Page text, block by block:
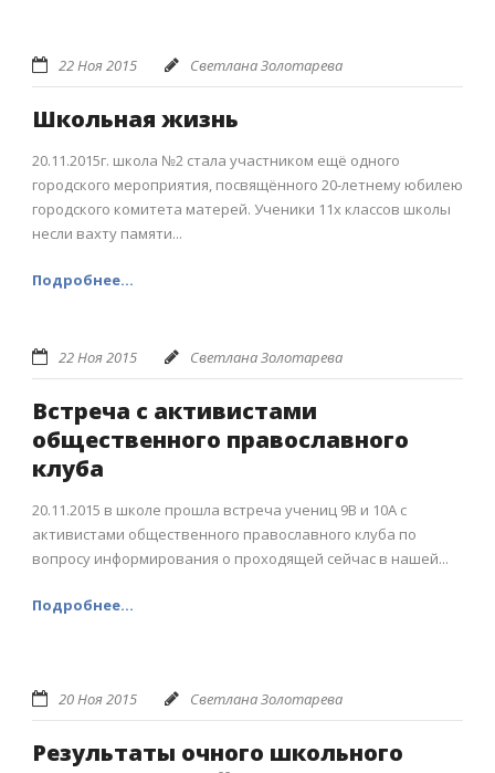
22 Ноя 2015 Светлана Золотарева
Школьная жизнь
20.11.2015г. школа №2 стала участником ещё одного
городского мероприятия, посвящённого 20-летнему юбилею
городского комитета матерей. Ученики 11х классов школы
несли вахту памяти...
Подробнее...
22 Ноя 2015 Светлана Золотарева
Встреча с активистами
общественного православного
клуба
20.11.2015 в школе прошла встреча учениц 9В и 10А с
активистами общественного православного клуба по
вопросу информирования о проходящей сейчас в нашей...
Подробнее...
20 Ноя 2015 Светлана Золотарева
Результаты очного школьного